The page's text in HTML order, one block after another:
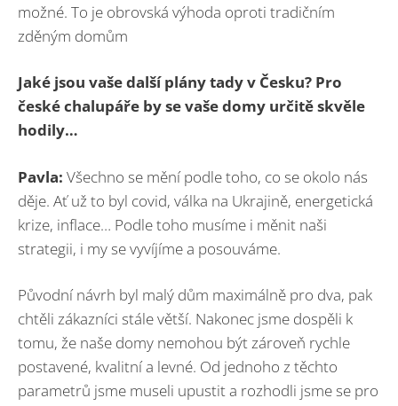
možné. To je obrovská výhoda oproti tradičním
zděným domům
Jaké jsou vaše další plány tady v Česku? Pro
české chalupáře by se vaše domy určitě skvěle
hodily…
Pavla: Všechno se mění podle toho, co se okolo nás
děje. Ať už to byl covid, válka na Ukrajině, energetická
krize, inflace… Podle toho musíme i měnit naši
strategii, i my se vyvíjíme a posouváme.
Původní návrh byl malý dům maximálně pro dva, pak
chtěli zákazníci stále větší. Nakonec jsme dospěli k
tomu, že naše domy nemohou být zároveň rychle
postavené, kvalitní a levné. Od jednoho z těchto
parametrů jsme museli upustit a rozhodli jsme se pro